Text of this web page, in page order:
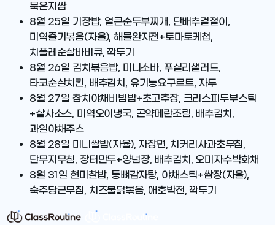
묵은지쌈
8월 25일 기장밥, 얼큰순두부찌개, 단배추겉절이,
미역줄기볶음(자율), 해물완자전+토마토케첩,
치폴레순살바비큐, 깍두기
8월 26일 김치볶음밥, 미니소바, 푸실리샐러드,
타코순살치킨, 배추김치, 유기농요구르트, 자두
8월 27일 참치야채비빔밥+초고추장, 크리스피두부스틱
+살사소스, 미역오이냉국, 곤약메란조림, 배추김치,
과일야채주스
8월 28일 미니쌀밥(자율), 자장면, 치커리사과초무침,
단무지무침, 장터만두+양념장, 배추김치, 오미자수박화채
8월 31일 현미찰밥, 등뼈감자탕, 야채스틱+쌈장(자율),
숙주당근무침, 치즈불닭볶음, 애호박전, 깍두기